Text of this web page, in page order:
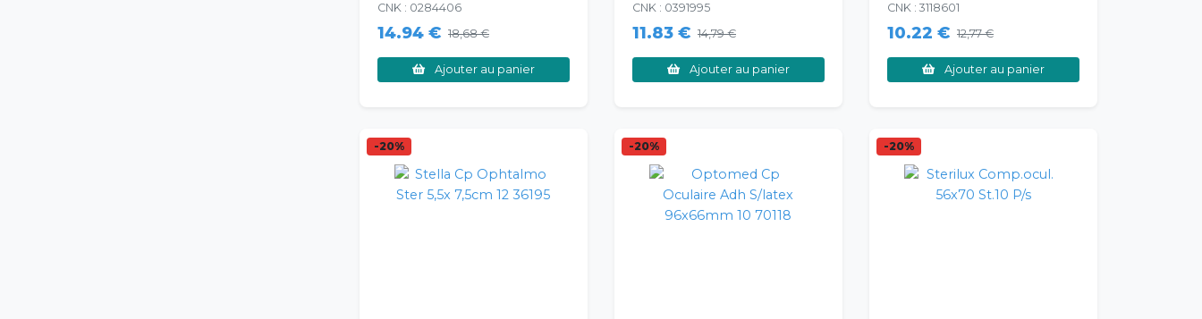
CNK : 0284406
14.94 € 18,68 €
Ajouter au panier
CNK : 0391995
11.83 € 14,79 €
Ajouter au panier
CNK : 3118601
10.22 € 12,77 €
Ajouter au panier
-20% -20% -20%